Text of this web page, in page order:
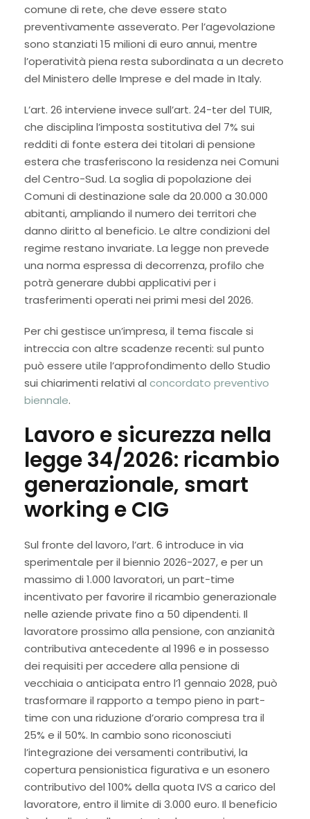
comune di rete, che deve essere stato
preventivamente asseverato. Per l’agevolazione
sono stanziati 15 milioni di euro annui, mentre
l’operatività piena resta subordinata a un decreto
del Ministero delle Imprese e del made in Italy.
L’art. 26 interviene invece sull’art. 24-ter del TUIR,
che disciplina l’imposta sostitutiva del 7% sui
redditi di fonte estera dei titolari di pensione
estera che trasferiscono la residenza nei Comuni
del Centro-Sud. La soglia di popolazione dei
Comuni di destinazione sale da 20.000 a 30.000
abitanti, ampliando il numero dei territori che
danno diritto al beneficio. Le altre condizioni del
regime restano invariate. La legge non prevede
una norma espressa di decorrenza, profilo che
potrà generare dubbi applicativi per i
trasferimenti operati nei primi mesi del 2026.
Per chi gestisce un’impresa, il tema fiscale si
intreccia con altre scadenze recenti: sul punto
può essere utile l’approfondimento dello Studio
sui chiarimenti relativi al concordato preventivo
biennale.
Lavoro e sicurezza nella
legge 34/2026: ricambio
generazionale, smart
working e CIG
Sul fronte del lavoro, l’art. 6 introduce in via
sperimentale per il biennio 2026-2027, e per un
massimo di 1.000 lavoratori, un part-time
incentivato per favorire il ricambio generazionale
nelle aziende private fino a 50 dipendenti. Il
lavoratore prossimo alla pensione, con anzianità
contributiva antecedente al 1996 e in possesso
dei requisiti per accedere alla pensione di
vecchiaia o anticipata entro l’1 gennaio 2028, può
trasformare il rapporto a tempo pieno in part-
time con una riduzione d’orario compresa tra il
25% e il 50%. In cambio sono riconosciuti
l’integrazione dei versamenti contributivi, la
copertura pensionistica figurativa e un esonero
contributivo del 100% della quota IVS a carico del
lavoratore, entro il limite di 3.000 euro. Il beneficio